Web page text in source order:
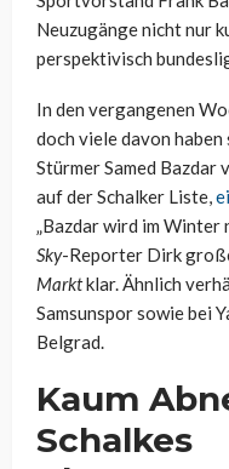
Neuzugänge nicht nur
perspektivisch
In den vergangenen
doch viele davon
Stürmer Samed Bazdar
auf der Schalker Liste,
„Bazdar wird im Winter
Sky-Reporter Dirk
Marktklar. Ähnlich
Samsunspor sowie bei
Belgrad.
Kaum
Schalkes